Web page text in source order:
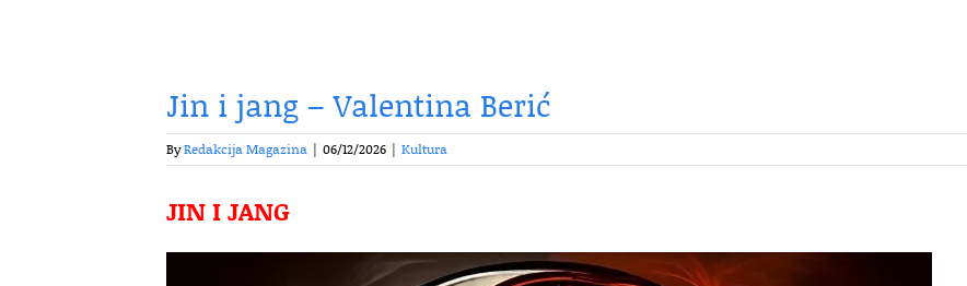
Jin i jang – Valentina Berić
ByRedakcija Magazina | 06/12/2026 | Kultura
JIN I JANG